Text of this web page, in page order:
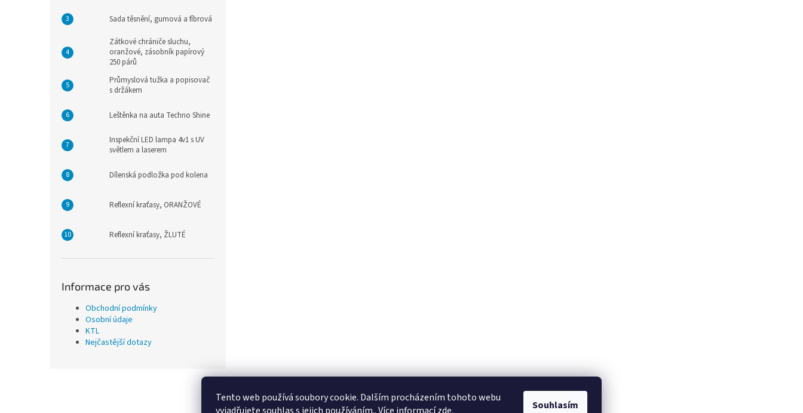
Tento web používá soubory cookie. Dalším procházením tohoto webu
Souhlasím
Sada těsnění, gumová a fíbrová
Zátkové chrániče sluchu,
oranžové, zásobník papírový
250 párů
Průmyslová tužka a popisovač
s držákem
Leštěnka na auta Techno Shine
Inspekční LED lampa 4v1 s UV
světlem a laserem
Dílenská podložka pod kolena
Reflexní kraťasy, ORANŽOVÉ
Reflexní kraťasy, ŽLUTÉ
Informace pro vás
Obchodní podmínky
Osobní údaje
KTL
Nejčastější dotazy
Statek ostružno Nejčastěji kladené dotazy